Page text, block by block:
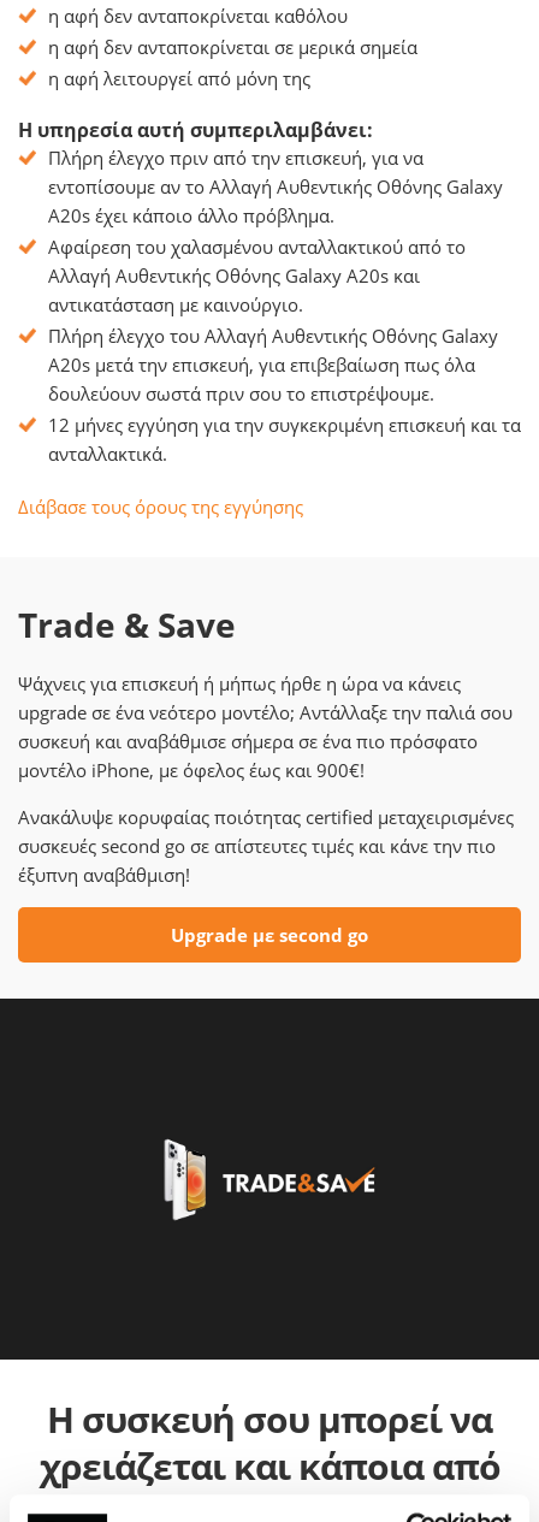
η αφή δεν ανταποκρίνεται καθόλου
η αφή δεν ανταποκρίνεται σε μερικά σημεία
η αφή λειτουργεί από μόνη της
Η υπηρεσία αυτή συμπεριλαμβάνει:
Πλήρη έλεγχο πριν από την επισκευή, για να
εντοπίσουμε αν το Αλλαγή Αυθεντικής Οθόνης Galaxy
A20s έχει κάποιο άλλο πρόβλημα.
Αφαίρεση του χαλασμένου ανταλλακτικού από το
Αλλαγή Αυθεντικής Οθόνης Galaxy A20s και
αντικατάσταση με καινούργιο.
Πλήρη έλεγχο του Αλλαγή Αυθεντικής Οθόνης Galaxy
A20s μετά την επισκευή, για επιβεβαίωση πως όλα
δουλεύουν σωστά πριν σου το επιστρέψουμε.
12 μήνες εγγύηση για την συγκεκριμένη επισκευή και τα
ανταλλακτικά.
Διάβασε τους όρους της εγγύησης
Trade & Save
Ψάχνεις για επισκευή ή μήπως ήρθε η ώρα να κάνεις
upgrade σε ένα νεότερο μοντέλο; Αντάλλαξε την παλιά σου
συσκευή και αναβάθμισε σήμερα σε ένα πιο πρόσφατο
μοντέλο iPhone, με όφελος έως και 900€!
Ανακάλυψε κορυφαίας ποιότητας certified μεταχειρισμένες
συσκευές second go σε απίστευτες τιμές και κάνε την πιο
έξυπνη αναβάθμιση!
Upgrade με second go
Η συσκευή σου μπορεί να
χρειάζεται και κάποια από